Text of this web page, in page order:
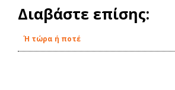
Διαβάστε επίσης:
Ή τώρα ή ποτέ